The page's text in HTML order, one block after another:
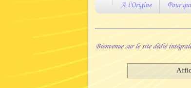
A l'Origine Pour qui
Bienvenue sur le site dédié